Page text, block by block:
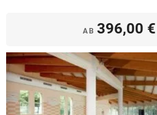
AB 396,00 €